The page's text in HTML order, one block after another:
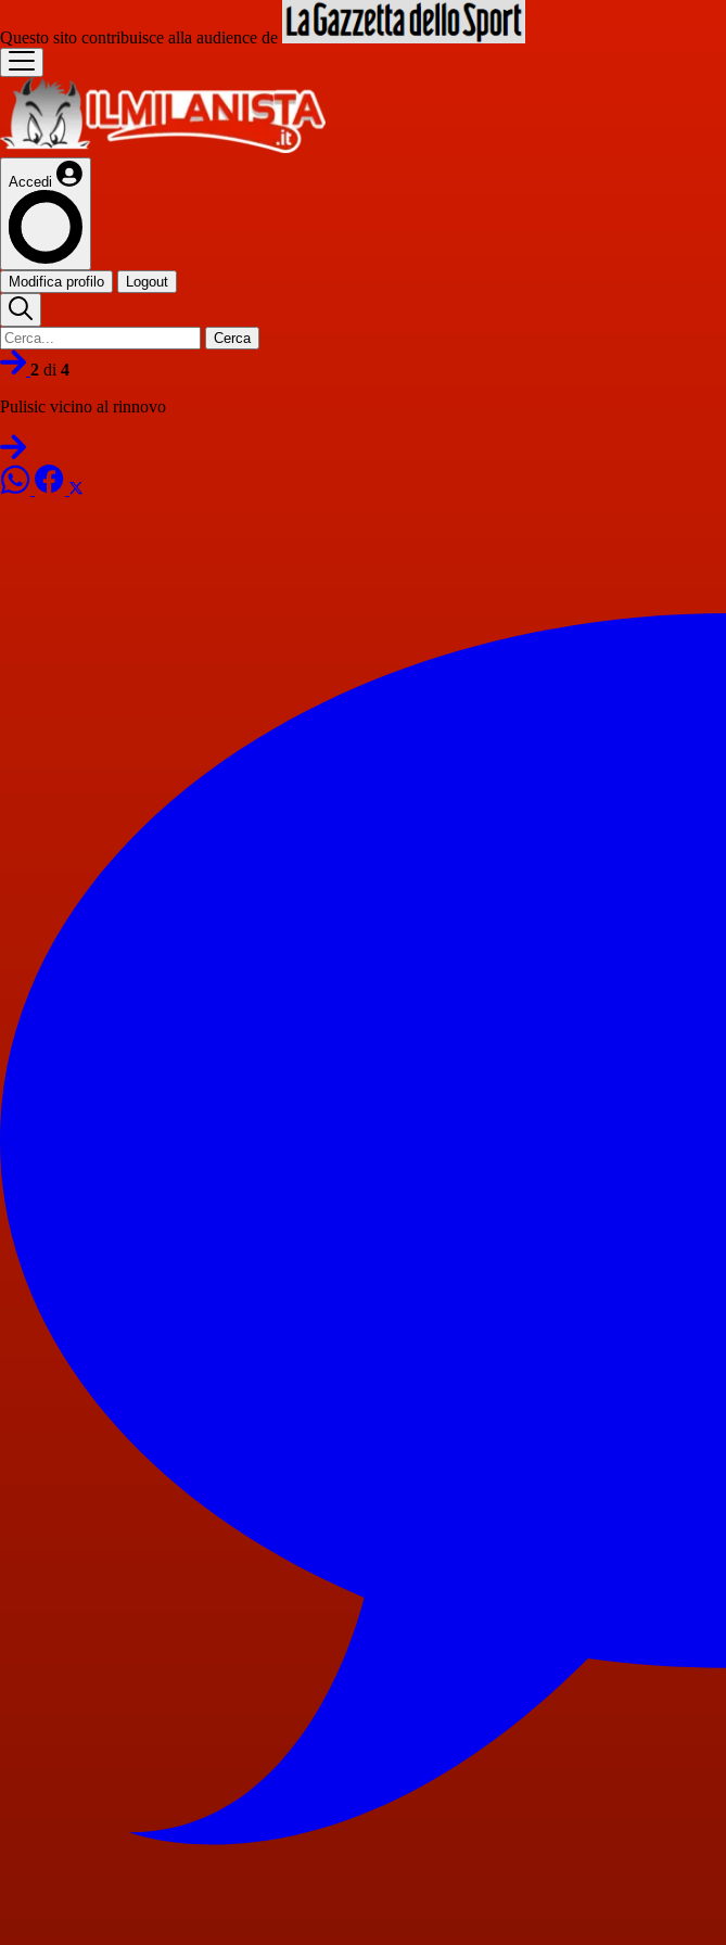
Questo sito contribuisce alla audience de
Accedi
Modifica profilo Logout
Cerca
2 di 4
Pulisic vicino al rinnovo